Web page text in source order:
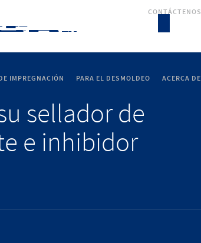
IMPREGNACIÓN PARA EL DESMOLDEO ACERCA DE
CONTÁCTENOS
sellador de
e inhibidor